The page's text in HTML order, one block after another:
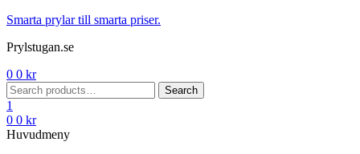
Menu
Smarta prylar till smarta priser.
Prylstugan.se
0 0 kr
Search
for:
Search
1
0 0 kr
Huvudmeny